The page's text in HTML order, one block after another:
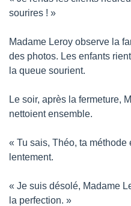
sourires ! »
Madame Leroy observe la
des photos. Les enfants
la queue sourient.
Le soir, après la fermeture,
nettoient ensemble.
« Tu sais, Théo, ta méthode
lentement.
« Je suis désolé, Madame
la perfection. »